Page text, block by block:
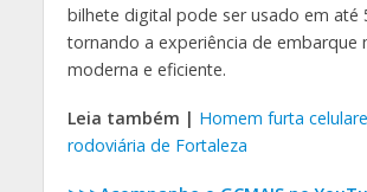
bilhete digital pode ser usado em até
tornando a experiência de embarque
moderna e eficiente.
Leia também | Homem furta
rodoviária de Fortaleza